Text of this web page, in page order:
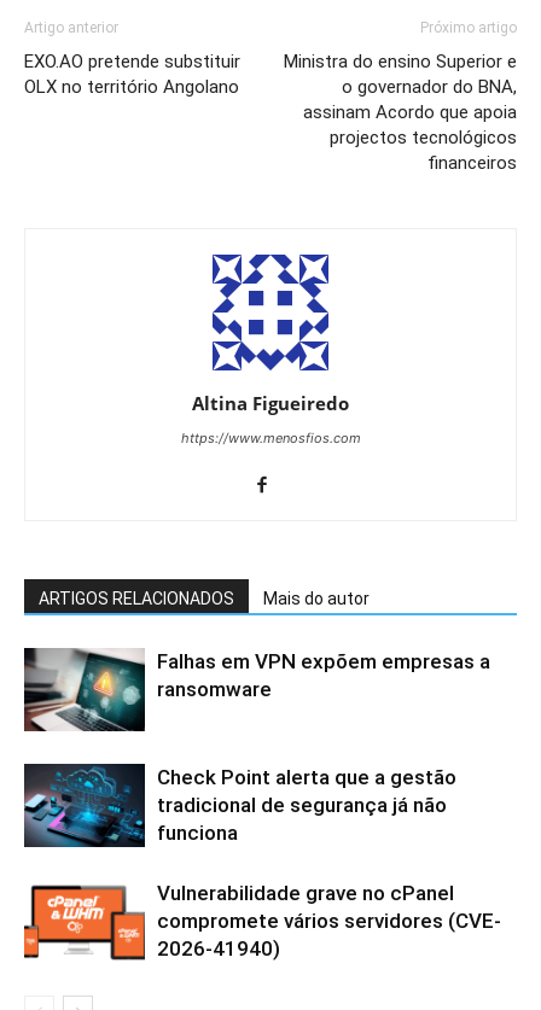
Artigo anterior
EXO.AO pretende substituir
OLX no território Angolano
Próximo artigo
Ministra do ensino Superior e
o governador do BNA,
assinam Acordo que apoia
projectos tecnológicos
financeiros
Altina Figueiredo
https://www.menosfios.com
ARTIGOS RELACIONADOS Mais do autor
Falhas em VPN expõem empresas a
ransomware
Check Point alerta que a gestão
tradicional de segurança já não
funciona
Vulnerabilidade grave no cPanel
compromete vários servidores (CVE-
2026-41940)